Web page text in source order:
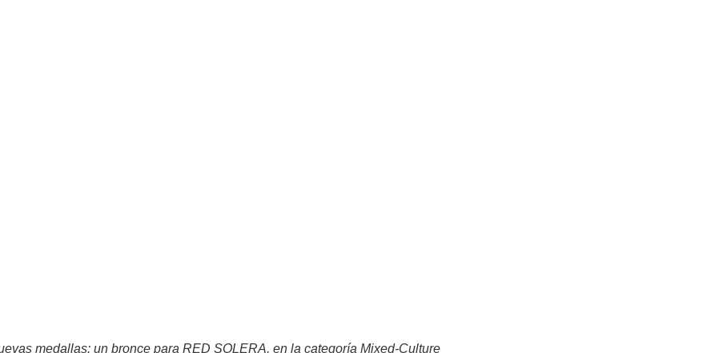
medallas: un bronce para RED SOLERA, en la categoría Mixed-Culture